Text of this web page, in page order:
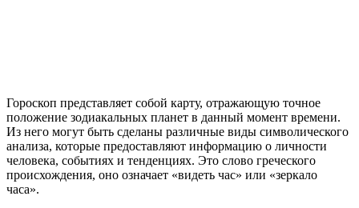
Гороскоп представляет собой карту, отражающую точное
положение зодиакальных планет в данный момент времени.
Из него могут быть сделаны различные виды символического
анализа, которые предоставляют информацию о личности
человека, событиях и тенденциях. Это слово греческого
происхождения, оно означает «видеть час» или «зеркало
часа».